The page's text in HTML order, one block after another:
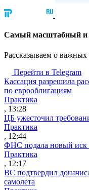
Cамый масштабный и
Рассказываем о
Перейти в Telegram
Кассация разрешила
по еврооблигациям
Практика
, 13:28
ЦБ ужесточил
Практика
, 12:44
ФНС подала новый иск
Практика
, 12:17
ВС подтвердил
самолета